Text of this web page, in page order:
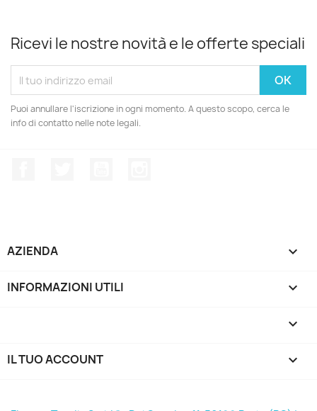
Ricevi le nostre novità e le offerte speciali
Puoi annullare l'iscrizione in ogni momento. A questo scopo, cerca le
info di contatto nelle note legali.
AZIENDA 
INFORMAZIONI UTILI 
keyboard_arrow_down
IL TUO ACCOUNT 